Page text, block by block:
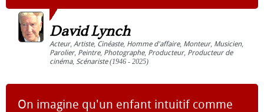
David Lynch
Acteur, Artiste, Cinéaste, Homme d'affaire, Monteur, Musicien,
Parolier, Peintre, Photographe, Producteur, Producteur de
cinéma, Scénariste(1946 - 2025)
On imagine qu'un enfant intuitif comme